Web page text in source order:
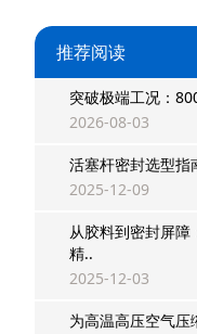
推荐阅读
突破极端工况：
2026-08-03
活塞杆密封选型指
2025-12-09
从胶料到密封屏障
精..
2025-12-03
为高温高压空气压
星型